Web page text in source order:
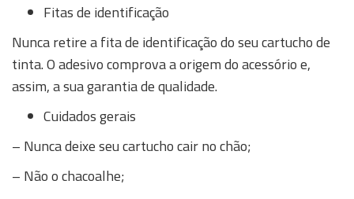
Fitas de identificação
Nunca retire a fita de identificação do seu cartucho de
tinta. O adesivo comprova a origem do acessório e,
assim, a sua garantia de qualidade.
Cuidados gerais
– Nunca deixe seu cartucho cair no chão;
– Não o chacoalhe;